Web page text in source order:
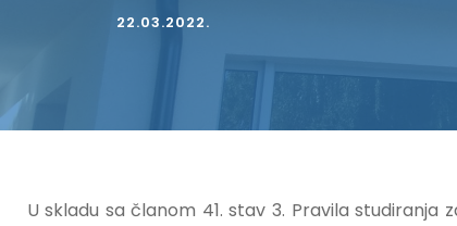
22.03.2022.
U skladu sa članom 41. stav 3. Pravila studiranja